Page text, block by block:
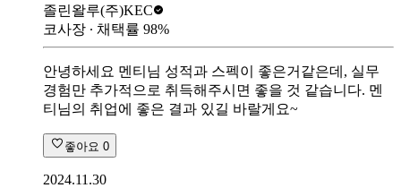
졸린왈루(주)KEC
코사장 ∙ 채택률 98%
안녕하세요 멘티님 성적과 스펙이 좋은거같은데, 실무
경험만 추가적으로 취득해주시면 좋을 것 같습니다. 멘
티님의 취업에 좋은 결과 있길 바랄게요~
좋아요 0
2024.11.30